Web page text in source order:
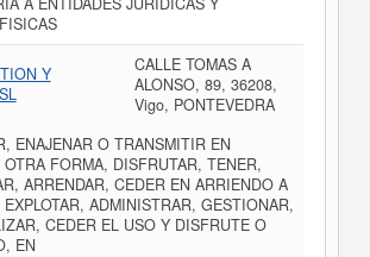
Y
CALLE TOMAS A
ALONSO, 89, 36208,
Vigo, PONTEVEDRA
ENAJENAR O TRANSMITIR EN
FORMA, DISFRUTAR, TENER,
ARRENDAR, CEDER EN ARRIENDO A
ADMINISTRAR, GESTIONAR,
CEDER EL USO Y DISFRUTE O
EN